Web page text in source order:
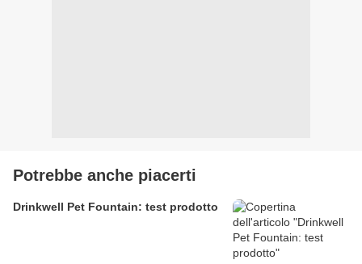
Potrebbe anche piacerti
Drinkwell Pet Fountain: test prodotto